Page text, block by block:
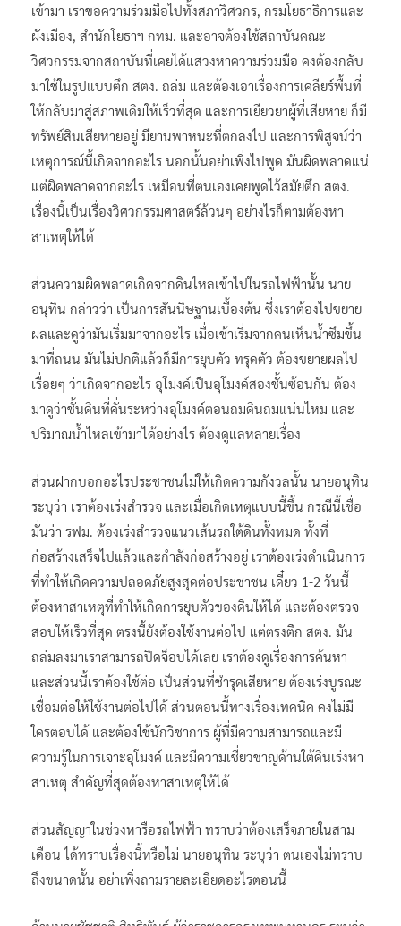
เข้ามา เราขอความร่วมมือไปทั้งสภาวิศวกร, กรมโยธาธิการและ
ผังเมือง, สำนักโยธาฯ กทม. และอาจต้องใช้สถาบันคณะ
วิศวกรรมจากสถาบันที่เคยได้แสวงหาความร่วมมือ คงต้องกลับ
มาใช้ในรูปแบบตึก สตง. ถล่ม และต้องเอาเรื่องการเคลียร์พื้นที่
ให้กลับมาสู่สภาพเดิมให้เร็วที่สุด และการเยียวยาผู้ที่เสียหาย ก็มี
ทรัพย์สินเสียหายอยู่ มียานพาหนะที่ตกลงไป และการพิสูจน์ว่า
เหตุการณ์นี้เกิดจากอะไร นอกนั้นอย่าเพิ่งไปพูด มันผิดพลาดแน่
แต่ผิดพลาดจากอะไร เหมือนที่ตนเองเคยพูดไว้สมัยตึก สตง.
เรื่องนี้เป็นเรื่องวิศวกรรมศาสตร์ล้วนๆ อย่างไรก็ตามต้องหา
สาเหตุให้ได้
ส่วนความผิดพลาดเกิดจากดินไหลเข้าไปในรถไฟฟ้านั้น นาย
อนุทิน กล่าวว่า เป็นการสันนิษฐานเบื้องต้น ซึ่งเราต้องไปขยาย
ผลและดูว่ามันเริ่มมาจากอะไร เมื่อเช้าเริ่มจากคนเห็นน้ำซึมขึ้น
มาที่ถนน มันไม่ปกติแล้วก็มีการยุบตัว ทรุดตัว ต้องขยายผลไป
เรื่อยๆ ว่าเกิดจากอะไร อุโมงค์เป็นอุโมงค์สองชั้นซ้อนกัน ต้อง
มาดูว่าชั้นดินที่คั่นระหว่างอุโมงค์ตอนถมดินถมแน่นไหม และ
ปริมาณน้ำไหลเข้ามาได้อย่างไร ต้องดูแลหลายเรื่อง
ส่วนฝากบอกอะไรประชาชนไม่ให้เกิดความกังวลนั้น นายอนุทิน
ระบุว่า เราต้องเร่งสำรวจ และเมื่อเกิดเหตุแบบนี้ขึ้น กรณีนี้เชื่อ
มั่นว่า รฟม. ต้องเร่งสำรวจแนวเส้นรถใต้ดินทั้งหมด ทั้งที่
ก่อสร้างเสร็จไปแล้วและกำลังก่อสร้างอยู่ เราต้องเร่งดำเนินการ
ที่ทำให้เกิดความปลอดภัยสูงสุดต่อประชาชน เดี๋ยว 1-2 วันนี้
ต้องหาสาเหตุที่ทำให้เกิดการยุบตัวของดินให้ได้ และต้องตรวจ
สอบให้เร็วที่สุด ตรงนี้ยังต้องใช้งานต่อไป แต่ตรงตึก สตง. มัน
ถล่มลงมาเราสามารถปิดจ็อบได้เลย เราต้องดูเรื่องการค้นหา
และส่วนนี้เราต้องใช้ต่อ เป็นส่วนที่ชำรุดเสียหาย ต้องเร่งบูรณะ
เชื่อมต่อให้ใช้งานต่อไปได้ ส่วนตอนนี้ทางเรื่องเทคนิค คงไม่มี
ใครตอบได้ และต้องใช้นักวิชาการ ผู้ที่มีความสามารถและมี
ความรู้ในการเจาะอุโมงค์ และมีความเชี่ยวชาญด้านใต้ดินเร่งหา
สาเหตุ สำคัญที่สุดต้องหาสาเหตุให้ได้
ส่วนสัญญาในช่วงหารือรถไฟฟ้า ทราบว่าต้องเสร็จภายในสาม
เดือน ได้ทราบเรื่องนี้หรือไม่ นายอนุทิน ระบุว่า ตนเองไม่ทราบ
ถึงขนาดนั้น อย่าเพิ่งถามรายละเอียดอะไรตอนนี้